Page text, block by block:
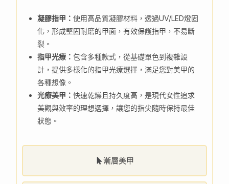
漸層美甲
凝膠指甲：使用高品質凝膠材料，透過UV/LED燈固
化，形成堅固耐磨的甲面，有效保護指甲，不易斷
裂。
指甲光療：包含多種款式，從基礎單色到複雜設
計，提供多樣化的指甲光療選擇，滿足您對美甲的
各種想像。
光療美甲：快速乾燥且持久度高，是現代女性追求
美觀與效率的理想選擇，讓您的指尖隨時保持最佳
狀態。